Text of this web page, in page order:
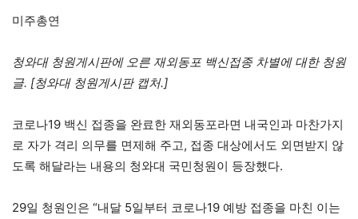
미주총연
청와대 청원게시판에 오른 재외동포 백신접종 차별에 대한 청원
글. [청와대 청원게시판 캡처.]
코로나19 백신 접종을 완료한 재외동포라면 내국인과 마찬가지
로 자가 격리 의무를 면제해 주고, 접종 대상에서도 외면받지 않
도록 해달라는 내용의 청와대 국민청원이 등장했다.
29일 청원인은 “내달 5일부터 코로나19 예방 접종을 마친 이는